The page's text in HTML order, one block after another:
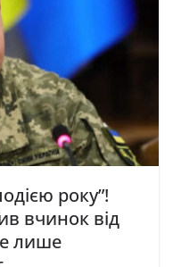
року”!
вчинок від
лише